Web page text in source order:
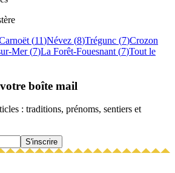
(11)Névez (8)Trégunc (7)Crozon
Mer(7)La Forêt-Fouesnant (7)Tout le
boîte mail
: traditions, prénoms, sentiers et
S'inscrire